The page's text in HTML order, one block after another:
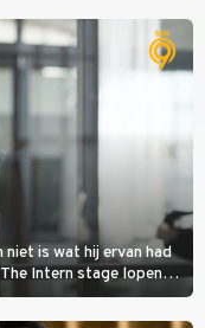
is wat hij ervan had
Intern stage lopen
zet blijkt te zijn.